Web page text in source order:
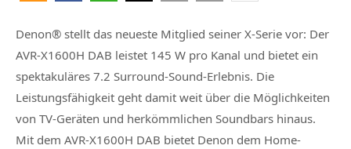
Denon® stellt das neueste Mitglied seiner X-Serie vor: Der
AVR-X1600H DAB leistet 145 W pro Kanal und bietet ein
spektakuläres 7.2 Surround-Sound-Erlebnis. Die
Leistungsfähigkeit geht damit weit über die Möglichkeiten
von TV-Geräten und herkömmlichen Soundbars hinaus.
Mit dem AVR-X1600H DAB bietet Denon dem Home-